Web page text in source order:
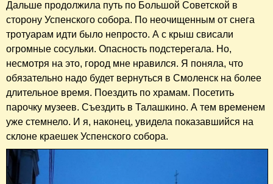
Дальше продолжила путь по Большой Советской в
сторону Успенского собора. По неочищенным от снега
тротуарам идти было непросто. А с крыш свисали
огромные сосульки. Опасность подстерегала. Но,
несмотря на это, город мне нравился. Я поняла, что
обязательно надо будет вернуться в Смоленск на более
длительное время. Поездить по храмам. Посетить
парочку музеев. Съездить в Талашкино. А тем временем
уже стемнело. И я, наконец, увидела показавшийся на
склоне краешек Успенского собора.